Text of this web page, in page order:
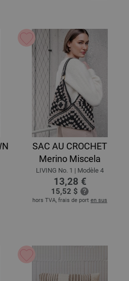
SAC AU CROCHET
Merino Miscela
LIVING No. 1 | Modèle 4
13,28 €
15,52 $
hors TVA, frais de port en sus